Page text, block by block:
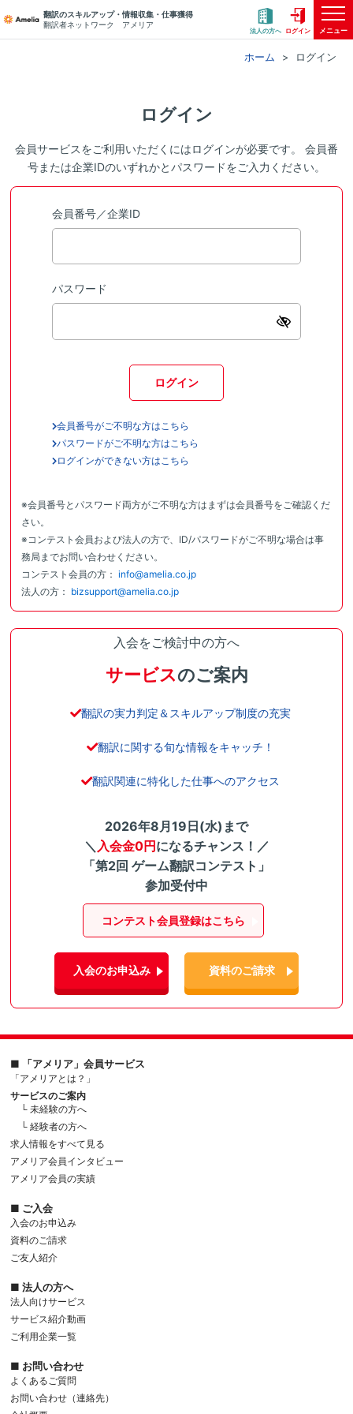
翻訳のスキルアップ・情報収集・仕事獲得
翻訳者ネットワーク アメリア
法人の方へ ログイン メニュー
ホーム ログイン
ログイン
会員サービスをご利用いただくにはログインが必要です。 会員番
号または企業IDのいずれかとパスワードをご入力ください。
会員番号／企業ID
パスワード
ログイン
会員番号がご不明な方はこちら
パスワードがご不明な方はこちら
ログインができない方はこちら
※会員番号とパスワード両方がご不明な方はまずは会員番号をご確認くだ
さい。
※コンテスト会員および法人の方で、ID/パスワードがご不明な場合は事
務局までお問い合わせください。
コンテスト会員の方： info@amelia.co.jp
法人の方： bizsupport@amelia.co.jp
入会をご検討中の方へ
サービスのご案内
翻訳の実力判定＆スキルアップ制度の充実
翻訳に関する旬な情報をキャッチ！
翻訳関連に特化した仕事へのアクセス
2026年8月19日(水)まで
＼ 入会金0円になるチャンス！／
「第2回 ゲーム翻訳コンテスト」
参加受付中
コンテスト会員登録はこちら
入会のお申込み 資料のご請求
■ 「アメリア」会員サービス
「アメリアとは？」
サービスのご案内
└ 未経験の方へ
└ 経験者の方へ
求人情報をすべて見る
アメリア会員インタビュー
アメリア会員の実績
■ ご入会
入会のお申込み
資料のご請求
ご友人紹介
■ 法人の方へ
法人向けサービス
サービス紹介動画
ご利用企業一覧
■ お問い合わせ
よくあるご質問
お問い合わせ（連絡先）